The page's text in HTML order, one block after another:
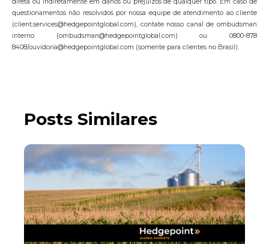
questionamentos não resolvidos por nossa equipe de atendimento ao cliente
(client.services@hedgepointglobal.com), contate nosso canal de ombudsman
interno (ombudsman@hedgepointglobal.com) ou 0800-878
8408/ouvidoria@hedgepointglobal.com (somente para clientes no Brasil).
Posts Similares